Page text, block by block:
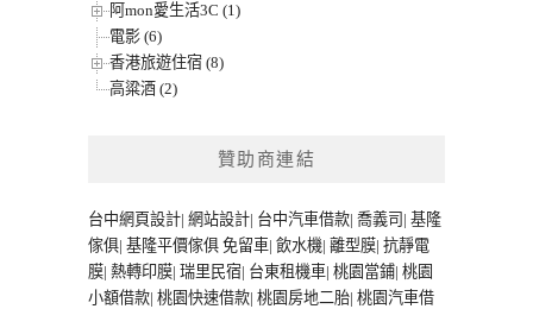
阿mon愛生活3C (1)
電影 (6)
香港旅遊住宿 (8)
高粱酒 (2)
贊助商連結
台中網頁設計| 網站設計| 台中汽車借款| 喬義司 | 基隆
傢俱| 基隆平價傢俱 免留車| 飲水機| 離型膜| 抗靜電
膜| 熱轉印膜| 瑞里民宿| 台東租機車| 桃園當鋪| 桃園
小額借款| 桃園快速借款| 桃園房地二胎| 桃園汽車借